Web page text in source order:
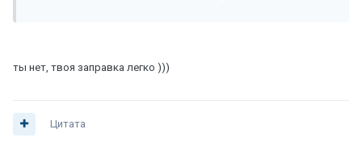
ты нет, твоя заправка легко )))
Цитата